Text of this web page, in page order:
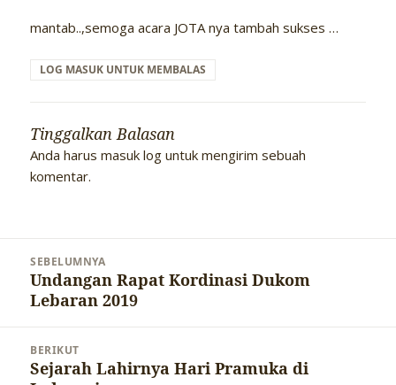
mantab..,semoga acara JOTA nya tambah sukses …
LOG MASUK UNTUK MEMBALAS
Tinggalkan Balasan
Anda harusmasuk log untuk mengirim sebuah
komentar.
SEBELUMNYA
Pos
sebelumnya:
Undangan Rapat Kordinasi Dukom
Lebaran 2019
BERIKUT
Pos
Sejarah Lahirnya Hari Pramuka di